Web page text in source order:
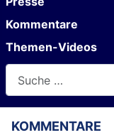
Kommentare
Themen-Videos
KOMMENTARE